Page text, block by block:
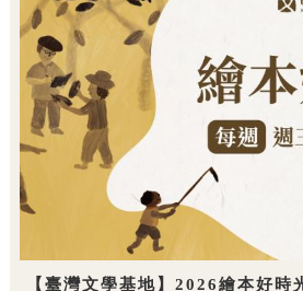
【臺灣文學基地】2026繪本好時